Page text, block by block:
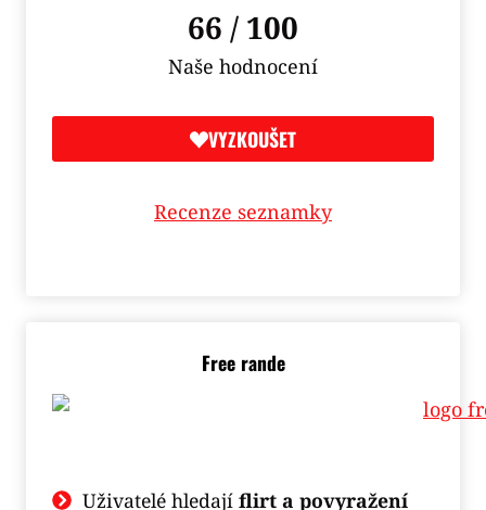
66 / 100
Naše hodnocení
VYZKOUŠET
Recenze seznamky
Free rande
Uživatelé hledají flirt a povyražení